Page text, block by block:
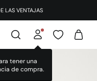
LAS VENTAJAS
tener una
de compra.